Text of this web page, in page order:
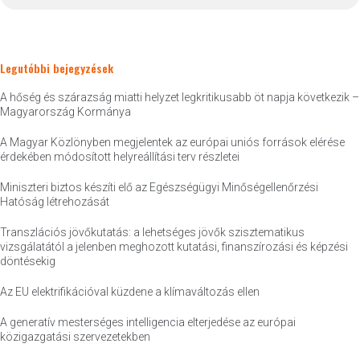
Legutóbbi bejegyzések
A hőség és szárazság miatti helyzet legkritikusabb öt napja következik –
Magyarország Kormánya
A Magyar Közlönyben megjelentek az európai uniós források elérése
érdekében módosított helyreállítási terv részletei
Miniszteri biztos készíti elő az Egészségügyi Minőségellenőrzési
Hatóság létrehozását
Transzlációs jövőkutatás: a lehetséges jövők szisztematikus
vizsgálatától a jelenben meghozott kutatási, finanszírozási és képzési
döntésekig
Az EU elektrifikációval küzdene a klímaváltozás ellen
A generatív mesterséges intelligencia elterjedése az európai
közigazgatási szervezetekben